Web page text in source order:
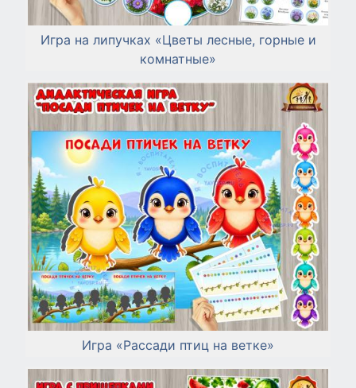
Игра на липучках «Цветы лесные, горные и
комнатные»
Игра «Рассади птиц на ветке»